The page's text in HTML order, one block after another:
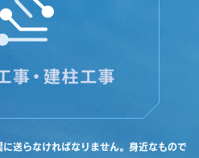
送らなければなりません。身近なもので